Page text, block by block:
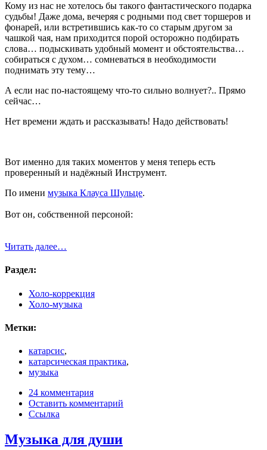
Кому из нас не хотелось бы такого фантастического подарка
судьбы! Даже дома, вечеряя с родными под свет торшеров и
фонарей, или встретившись как-то со старым другом за
чашкой чая, нам приходится порой осторожно подбирать
слова… подыскивать удобный момент и обстоятельства…
собираться с духом… сомневаться в необходимости
поднимать эту тему…
А если нас по-настоящему что-то сильно волнует?.. Прямо
сейчас…
Нет времени ждать и рассказывать! Надо действовать!
Вот именно для таких моментов у меня теперь есть
проверенный и надёжный Инструмент.
По имени музыка Клауса Шульце.
Вот он, собственной персоной:
Читать далее…
Раздел:
Холо-коррекция
Холо-музыка
Метки:
катарсис,
катарсическая практика,
музыка
24 комментария
Оставить комментарий
Ссылка
Музыка для души